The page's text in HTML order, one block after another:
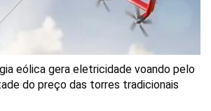
eólica gera eletricidade voando pelo
do preço das torres tradicionais